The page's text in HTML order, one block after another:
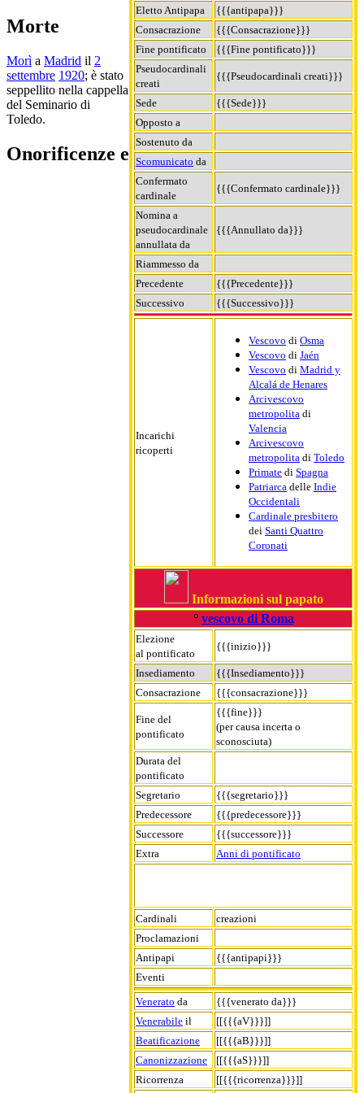
Eletto Antipapa
{{{antipapa}}}
Consacrazione
{{{Consacrazione}}}
Fine pontificato
{{{Fine pontificato}}}
Pseudocardinali
creati
{{{Pseudocardinali creati}}}
Sede
{{{Sede}}}
Opposto a
Sostenuto da
Scomunicato da
Confermato
cardinale
{{{Confermato cardinale}}}
Nomina a
pseudocardinale
annullata da
{{{Annullato da}}}
Riammesso da
Precedente
{{{Precedente}}}
Successivo
{{{Successivo}}}
Incarichi
ricoperti
Vescovo di Osma
Vescovo di Jaén
Vescovo di Madrid y
Alcalá de Henares
Arcivescovo
metropolita di
Valencia
Arcivescovo
metropolita di Toledo
Primate di Spagna
Patriarca delle Indie
Occidentali
Cardinale presbitero
dei Santi Quattro
Coronati
Informazioni sul papato
° vescovo di Roma
Elezione
al pontificato
{{{inizio}}}
Insediamento
{{{Insediamento}}}
Consacrazione
{{{consacrazione}}}
Fine del
pontificato
{{{fine}}}
(per causa incerta o
sconosciuta)
Durata del
pontificato
Segretario
{{{segretario}}}
Predecessore
{{{predecessore}}}
Successore
{{{successore}}}
Extra
Anni di pontificato
Cardinali
creazioni
Proclamazioni
Antipapi
{{{antipapi}}}
Eventi
Venerato da
{{{venerato da}}}
Venerabile il
[[{{{aV}}}]]
Beatificazione
[[{{{aB}}}]]
Canonizzazione
[[{{{aS}}}]]
Ricorrenza
[[{{{ricorrenza}}}]]
Morte
Morì a Madrid il 2
settembre 1920; è stato
seppellito nella cappella
del Seminario di
Toledo.
Onorificenze e